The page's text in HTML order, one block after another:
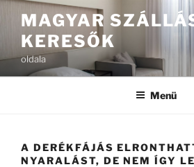
Tartalomhoz
MAGYAR
KERESŐK
oldala
Menü
A DERÉKFÁJÁS
NYARALÁST, DE NEM ÍGY